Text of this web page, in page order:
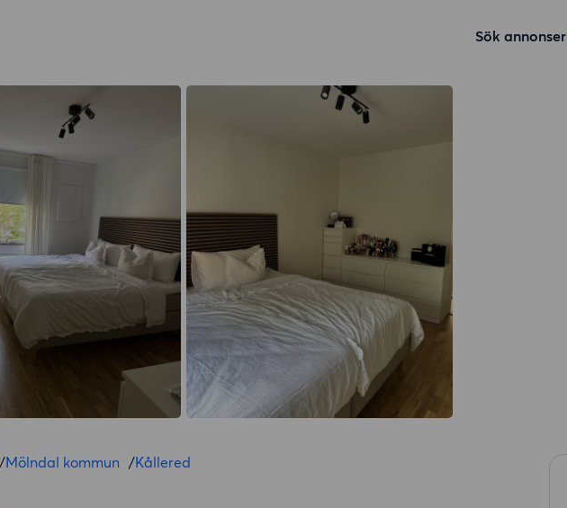
Sök annonser
/Mölndal kommun /Kållered